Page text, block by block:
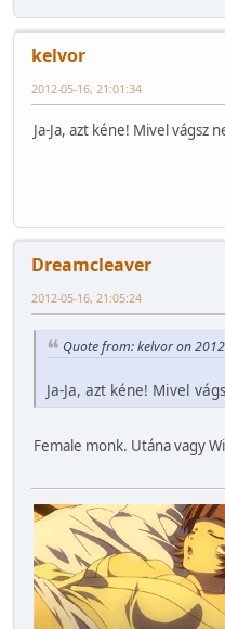
kelvor
2012-05-16, 21:01:34
Ja-Ja, azt kéne! Mivel vágsz
Dreamcleaver
2012-05-16, 21:05:24
Quote from: kelvor on
Ja-Ja, azt kéne! Mivel
Female monk. Utána vagy